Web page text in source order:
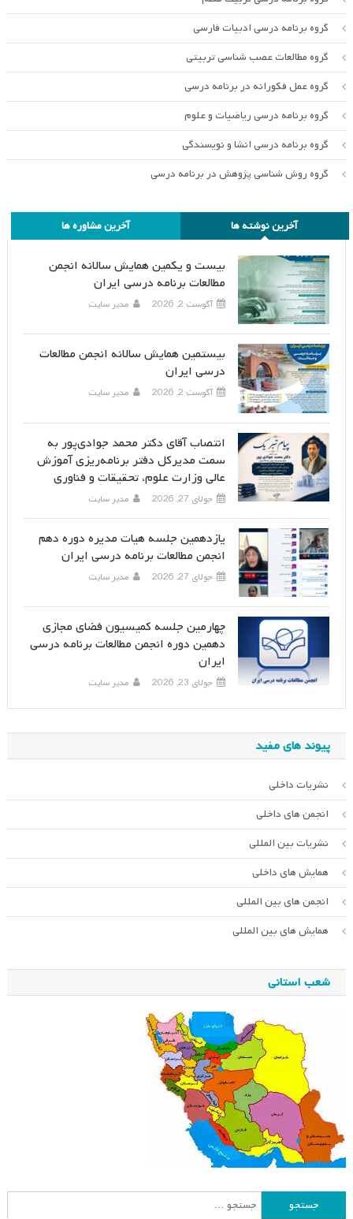
گروه برنامه درسی ادبیات فارسی
گروه مطالعات عصب شناسی تربیتی
گروه عمل فکورانه در برنامه درسی
گروه برنامه درسی ریاضیات و علوم
گروه برنامه درسی انشا و نویسندگی
گروه روش شناسی پژوهش در برنامه درسی
آخرین نوشته ها آخرین مشاوره ها
بیست و یکمین همایش سالانه انجمن
مطالعات برنامه درسی ایران
آگوست 2, 2026 مدیر سایت
بیستمین همایش سالانه انجمن مطالعات
درسی ایران
آگوست 2, 2026 مدیر سایت
انتصاب آقای دکتر محمد جوادی‌پور به
سمت مدیرکل دفتر برنامه‌ریزی آموزش
عالی وزارت علوم، تحقیقات و فناوری
جولای 27, 2026 مدیر سایت
یازدهمین جلسه هیات مدیره دوره دهم
انجمن مطالعات برنامه درسی ایران
جولای 27, 2026 مدیر سایت
چهارمین جلسه کمیسیون فضای مجازی
دهمین دوره انجمن مطالعات برنامه درسی
ایران
جولای 23, 2026 مدیر سایت
پیوند های مفید
نشریات داخلی
انجمن های داخلی
نشریات بین المللی
همایش های داخلی
انجمن های بین المللی
همایش های بین المللی
شعب استانی
جستجو